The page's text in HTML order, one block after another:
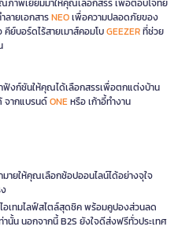
ภาพเยี่ยมมาให้คุณเลือกสรร เพื่อตอบโจทย์
ลายเอกสารNEOเพื่อความปลอดภัยของ
คีย์บอร์ดไร้สายเมาส์คอมโบGEEZERที่ช่วย
ฟังก์ชันให้คุณได้เลือกสรรเพื่อตกแต่งบ้าน
จากแบรนด์ONEหรือ เก้าอี้ทำงาน
ายให้คุณเลือกช้อปออนไลน์ได้อย่างจุใจ
อเทมไลฟ์สไตล์สุดชิค พร้อมคูปองส่วนลด
นั้น นอกจากนี้ B2S ยังใจดีส่งฟรีทั่วประเทศ